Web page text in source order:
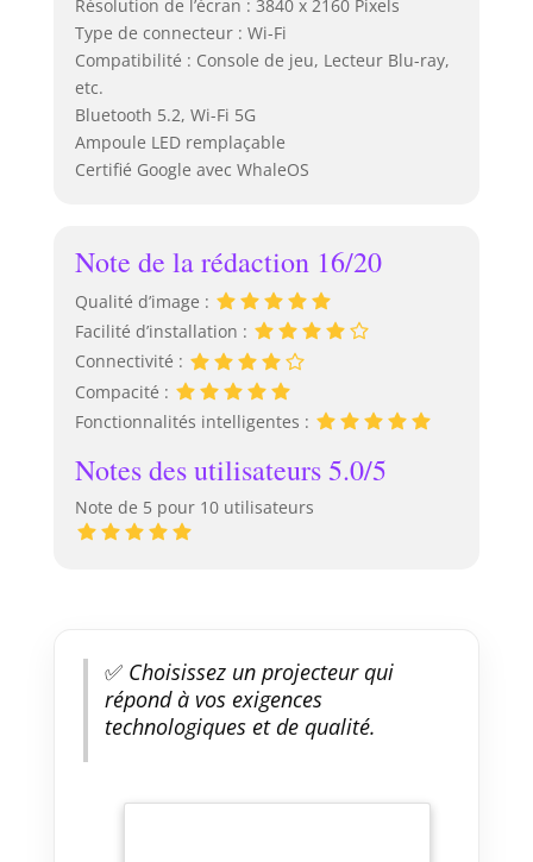
dispose de ports
USB 2.0, HDMI 2.0,
d'entrée AV et
de connecter
différents
haut-parleurs
stéréo de 5 W
pour une
expérience sonore
surround sans
haut-parleurs
supplémentaires.
Résolution de l’écran : 3840 x 2160 Pixels
Type de connecteur : Wi-Fi
Compatibilité : Console de jeu, Lecteur Blu-ray,
etc.
Bluetooth 5.2, Wi-Fi 5G
Ampoule LED remplaçable
Certifié Google avec WhaleOS
Note de la rédaction 16/20
Qualité d’image :
Facilité d’installation :
Connectivité :
Compacité :
Fonctionnalités intelligentes :
Notes des utilisateurs 5.0/5
Note de 5 pour 10 utilisateurs
✅Choisissez un projecteur qui
répond à vos exigences
technologiques et de qualité.